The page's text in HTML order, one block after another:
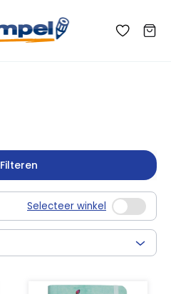
Filteren
Selecteer winkel